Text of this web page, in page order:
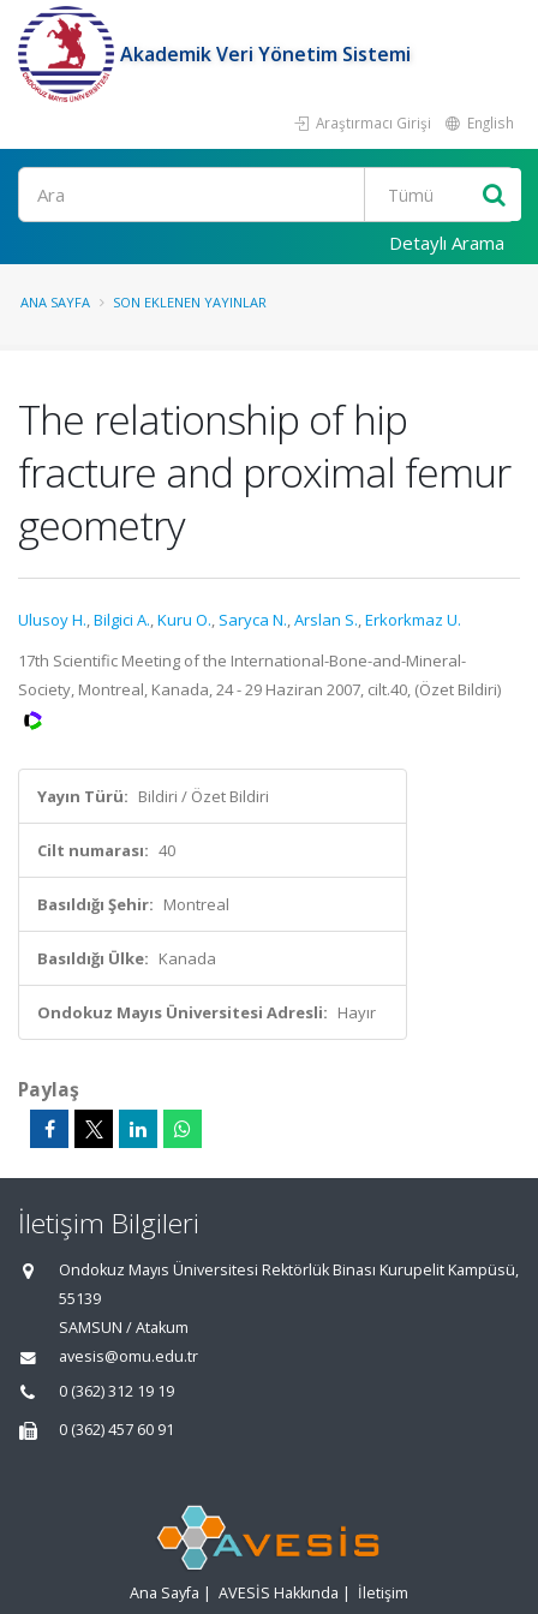
Akademik Veri Yönetim Sistemi
Araştırmacı Girişi English
Ara
Detaylı Arama
ANA SAYFA SON EKLENEN YAYINLAR
The relationship of hip
fracture and proximal femur
geometry
Ulusoy H.,Bilgici A.,Kuru O., Saryca N.,Arslan S.,Erkorkmaz U.
17th Scientific Meeting of the International-Bone-and-Mineral-
Society, Montreal, Kanada, 24 - 29 Haziran 2007, cilt.40, (Özet Bildiri)
Yayın Türü: Bildiri / Özet Bildiri
Cilt numarası: 40
Basıldığı Şehir: Montreal
Basıldığı Ülke: Kanada
Ondokuz Mayıs Üniversitesi Adresli: Hayır
Paylaş
İletişim Bilgileri
Ondokuz Mayıs Üniversitesi Rektörlük Binası Kurupelit Kampüsü,
55139
SAMSUN / Atakum
avesis@omu.edu.tr
0 (362) 312 19 19
0 (362) 457 60 91
Ana Sayfa | AVESİS Hakkında | İletişim